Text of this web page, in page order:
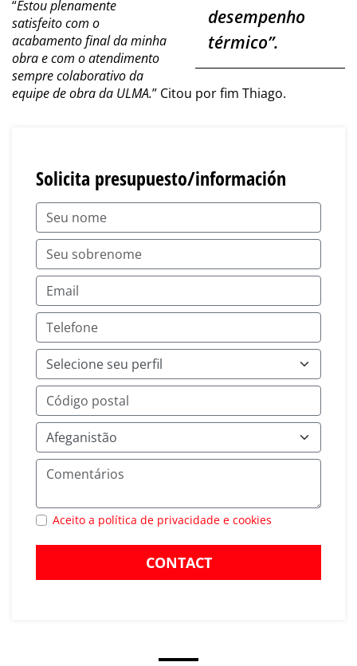
desempenho
térmico”.
“Estou plenamente
satisfeito com o
acabamento final da minha
obra e com o atendimento
sempre colaborativo da
equipe de obra da ULMA.” Citou por fim Thiago.
Solicita presupuesto/información
Aceito a política de privacidade e cookies
CONTACT